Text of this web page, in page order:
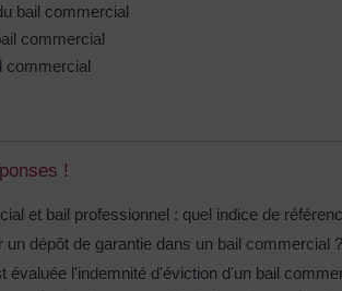
bail commercial
commercial
commercial
!
et bail professionnel : quel indice de
un dépôt de garantie dans un bail commercial ?
évaluée l'indemnité d'éviction d'un bail